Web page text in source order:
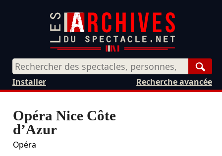
Recherche avancée
Installer
Opéra Nice Côte
d’Azur
Opéra